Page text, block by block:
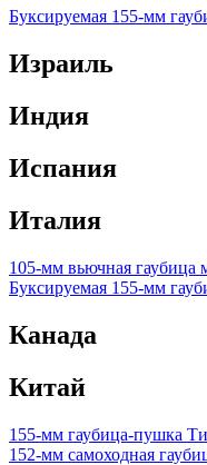
Буксируемая 155-мм
Израиль
Индия
Испания
Италия
105-мм вьючная гаубица
Буксируемая 155-мм
Канада
Китай
155-мм гаубица-пушка
152-мм самоходная